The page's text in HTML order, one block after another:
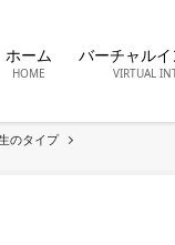
ホーム
HOME
バーチャル
VIRTUAL
のタイプ